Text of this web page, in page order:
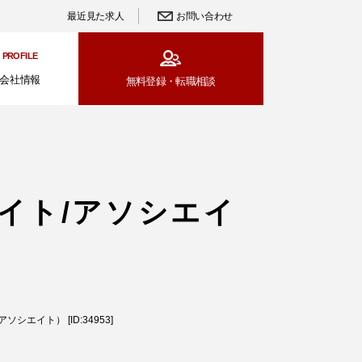
最近見た求人 お問い合わせ
PROFILE
会社情報 無料登録・転職相談
ト/アソシエイ
ソシエイト） [ID:34953]